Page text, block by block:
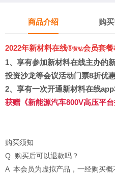
商品介绍 购
2022年新材料在线®黄钻会员套餐
1、 享有参加新材料在线主办的
投资沙龙等会议活动门票8折优
2、享有一次开通新材料在线
获赠 《新能源汽车800V高压平
购买须知
Q 购买后可以退款吗？
A 本会员为虚拟产品，一经购买概